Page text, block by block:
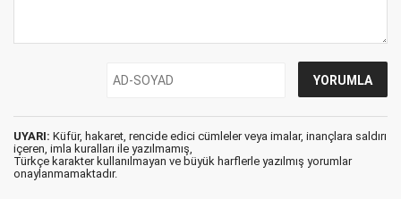
UYARI: Küfür, hakaret, rencide edici cümleler veya imalar, inançlara saldırı
içeren, imla kuralları ile yazılmamış,
Türkçe karakter kullanılmayan ve büyük harflerle yazılmış yorumlar
onaylanmamaktadır.